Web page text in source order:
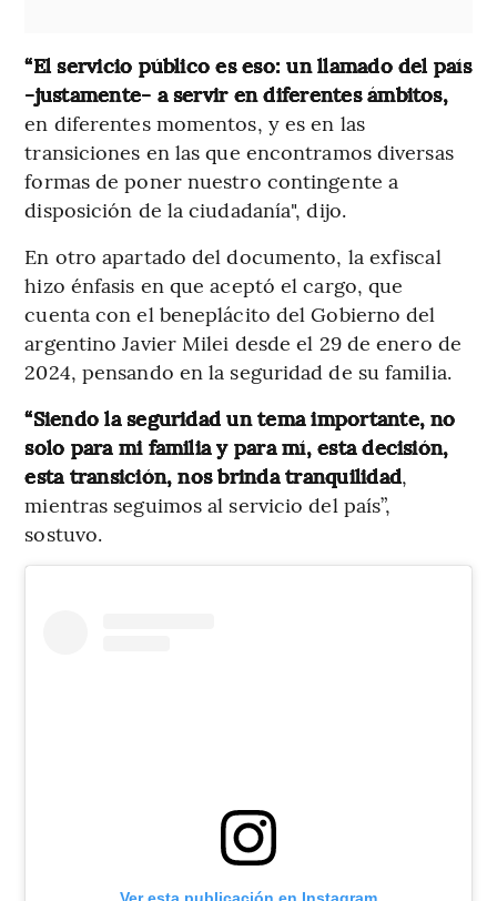
“El servicio público es eso: un llamado del país
-justamente- a servir en diferentes ámbitos,
en diferentes momentos, y es en las
transiciones en las que encontramos diversas
formas de poner nuestro contingente a
disposición de la ciudadanía", dijo.
En otro apartado del documento, la exfiscal
hizo énfasis en que aceptó el cargo, que
cuenta con el beneplácito del Gobierno del
argentino Javier Milei desde el 29 de enero de
2024, pensando en la seguridad de su familia.
“Siendo la seguridad un tema importante, no
solo para mi familia y para mí, esta decisión,
esta transición, nos brinda tranquilidad,
mientras seguimos al servicio del país”,
sostuvo.
Ver esta publicación en Instagram